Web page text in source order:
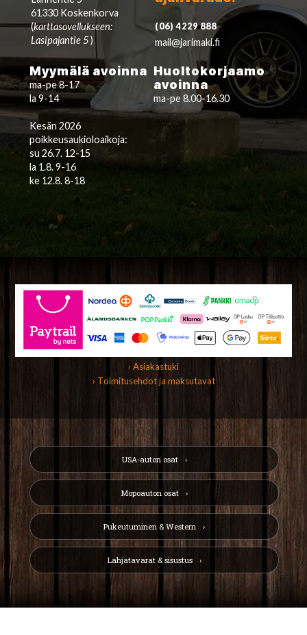
61330 Koskenkorva
(karttasovellukseen:
Lasipajantie 5)
(06) 4229 888
mail@jarimaki.fi
Myymälä avoinna
ma-pe 8-17
la 9-14
Kesän 2026
poikkeusaukioloaikoja:
su 26.7. 12-15
la 1.8. 9-16
ke 12.8. 8-18
Huoltokorjaamo
avoinna
ma-pe 8.00-16.30
› Asiakastuki
› Toimitusehdot ja maksutavat
USA-auton osat
Mopoauton osat
Pukeutuminen & Western
Lahjatavarat & sisustus